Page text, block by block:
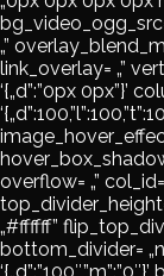
„”
link_overlay= „”
‘{„d”:”0px 0px”}’
overflow= „”
top_divider_height=
„#ffffff”
bottom_divider=